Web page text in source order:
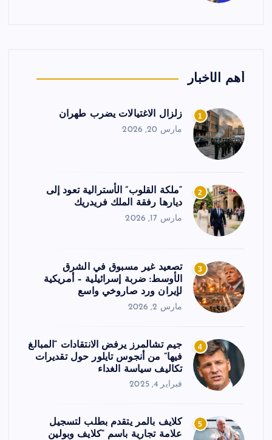
أهم الأخبار
1 زلزال الاغتيالات يضرب طهران
مارس 20, 2026
2
“ملكة القلوب” الأسترالية تعود إلى
ديارها رفقة الملك فريدريك
مارس 17, 2026
3
تصعيد غير مسبوق في الشرق
الأوسط: ضربة إسرائيلية – أمريكية
لإيران ورد صاروخي واسع
مارس 2, 2026
4
جيم تشالمرز يرفض الانتقادات “المبالغ
فيها” من أنجوس تايلور حول تقديرات
تكاليف سياسة الغداء
فبراير 4, 2025
5
كلايف بالمر يتقدم بطلب لتسجيل
علامة تجارية باسم “كلايف وبولين